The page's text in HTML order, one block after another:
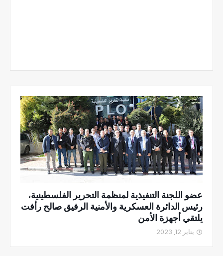
عضو اللجنة التنفيذية لمنظمة التحرير الفلسطينية،
رئيس الدائرة العسكرية والأمنية الرفيق صالح رأفت
يلتقي أجهزة الأمن
يناير 12, 2023